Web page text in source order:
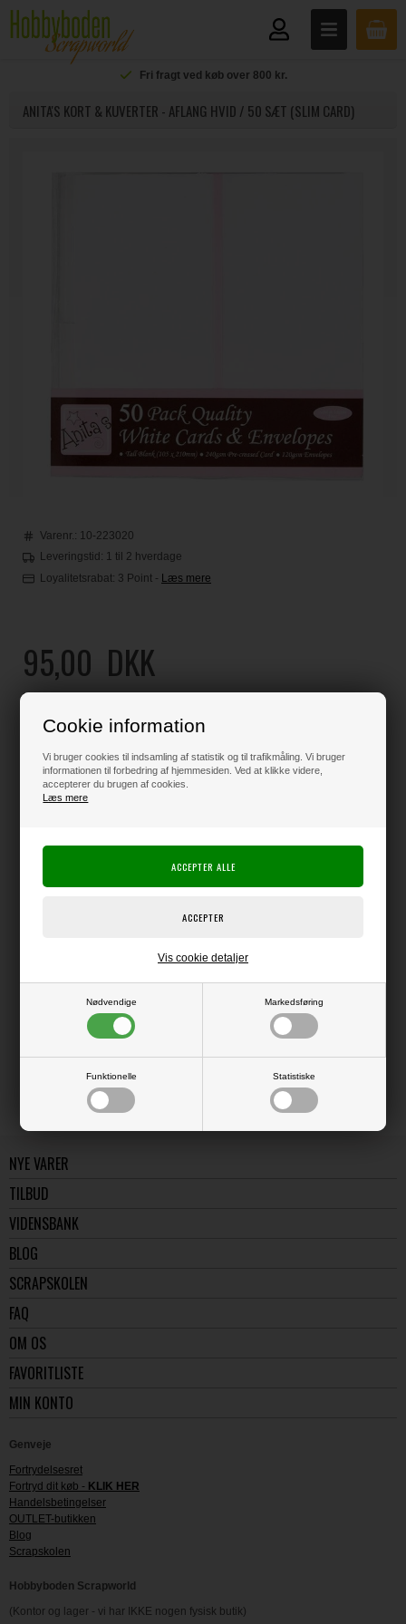
Cookie information
Vi bruger cookies til indsamling af statistik og til trafikmåling. Vi bruger
informationen til forbedring af hjemmesiden. Ved at klikke videre,
accepterer du brugen af cookies.
Læs mere
Nødvendige Markedsføring
Funktionelle Statistiske
Vis cookie detaljer
Fri fragt ved køb over 800 kr.
ANITA'S KORT & KUVERTER - AFLANG HVID / 50 SÆT (SLIM CARD)
Varenr.: 10-223020
Leveringstid: 1 til 2 hverdage
Loyalitetsrabat: 3 Point - Læs mere
95,00 DKK
Klik her for pris inkl. fragt
Varen er på lager
Karton i 240 g kvalitet falset på midten, så det er let at folde.
LÆS OG BLIV INSPIRERET
Læs flere artikler...
NYE VARER
TILBUD
VIDENSBANK
BLOG
SCRAPSKOLEN
FAQ
OM OS
FAVORITLISTE
MIN KONTO
Genveje
Fortrydelsesret
Fortryd dit køb - KLIK HER
Handelsbetingelser
OUTLET-butikken
Blog
Scrapskolen
Hobbyboden Scrapworld
(Kontor og lager - vi har IKKE nogen fysisk butik)